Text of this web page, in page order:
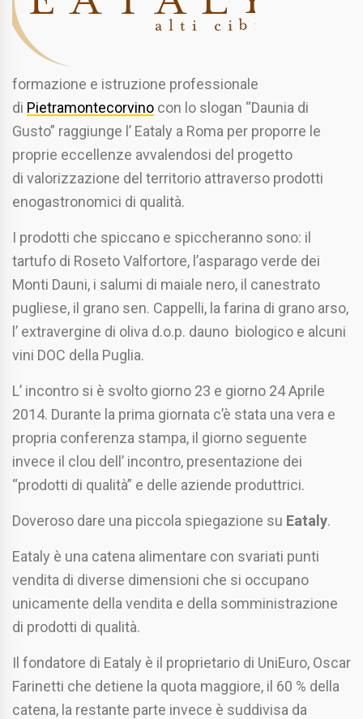
formazione e istruzione professionale
di Pietramontecorvino con lo slogan “Daunia di
Gusto” raggiunge l’ Eataly a Roma per proporre le
proprie eccellenze avvalendosi del progetto
di valorizzazione del territorio attraverso prodotti
enogastronomici di qualità.
I prodotti che spiccano e spiccheranno sono: il
tartufo di Roseto Valfortore, l’asparago verde dei
Monti Dauni, i salumi di maiale nero, il canestrato
pugliese, il grano sen. Cappelli, la farina di grano arso,
l’ extravergine di oliva d.o.p. dauno biologico e alcuni
vini DOC della Puglia.
L’ incontro si è svolto giorno 23 e giorno 24 Aprile
2014. Durante la prima giornata c’è stata una vera e
propria conferenza stampa, il giorno seguente
invece il clou dell’ incontro, presentazione dei
“prodotti di qualità” e delle aziende produttrici.
Doveroso dare una piccola spiegazione su Eataly.
Eataly è una catena alimentare con svariati punti
vendita di diverse dimensioni che si occupano
unicamente della vendita e della somministrazione
di prodotti di qualità.
Il fondatore di Eataly è il proprietario di UniEuro, Oscar
Farinetti che detiene la quota maggiore, il 60 % della
catena, la restante parte invece è suddivisa da